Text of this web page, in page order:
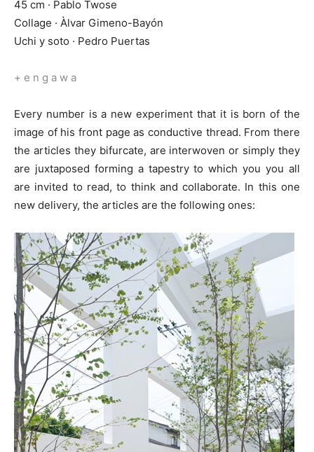
45 cm · Pablo Twose
Collage · Àlvar Gimeno-Bayón
Uchi y soto · Pedro Puertas
+ e n g a w a
Every number is a new experiment that it is born of the
image of his front page as conductive thread. From there
the articles they bifurcate, are interwoven or simply they
are juxtaposed forming a tapestry to which you you all
are invited to read, to think and collaborate. In this one
new delivery, the articles are the following ones: